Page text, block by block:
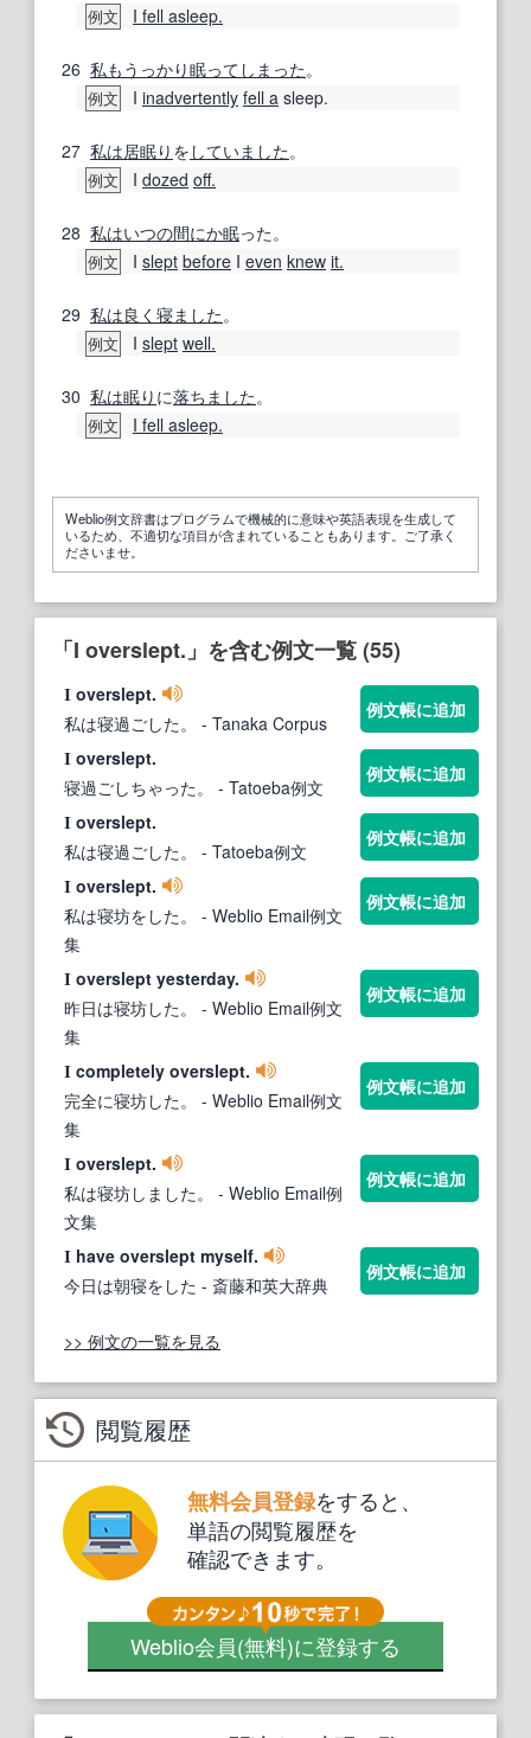
例文 I fell asleep.
26 私も うっかり眠って しまった。
例文 I inadvertently fell a sleep.
27 私は居眠り を していました。
例文 I dozed off.
28 私はいつの間にか眠った。
例文 I slept before I even knew it.
29 私は良く 寝ました。
例文 I slept well.
30 私は眠り に落ち ました。
例文 I fell asleep.
Weblio例文辞書はプログラムで機械的に意味や英語表現を生成して
いるため、不適切な項目が含まれていることもあります。ご了承く
ださいませ。
「I overslept.」を含む例文一覧 (55)
I overslept.
私は寝過ごした。
- Tanaka Corpus
例文帳に追加
I overslept.
寝過ごしちゃった。
- Tatoeba例文
例文帳に追加
I overslept.
私は寝過ごした。
- Tatoeba例文
例文帳に追加
I overslept.
私は寝坊をした。
- Weblio Email例文
集
例文帳に追加
I overslept yesterday.
昨日は寝坊した。
- Weblio Email例文
集
例文帳に追加
I completely overslept.
完全に寝坊した。
- Weblio Email例文
集
例文帳に追加
I overslept.
私は寝坊しました。
- Weblio Email例
文集
例文帳に追加
I have overslept myself.
今日は朝寝をした - 斎藤和英大辞典
例文帳に追加
>> 例文の一覧を見る
閲覧履歴
無料会員登録をすると、
単語の閲覧履歴を
確認できます。
Weblio会員(無料)に登録する